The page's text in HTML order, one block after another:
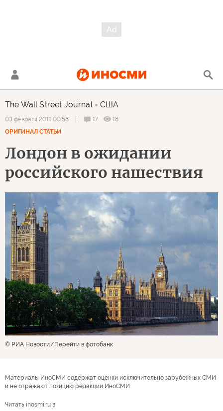
The Wall Street Journal США
03 февраля 2011 00:58 17
18
ОРИГИНАЛ СТАТЬИ
Лондон в ожидании
российского нашествия
© РИА Новости Перейти в фотобанк
Материалы ИноСМИ содержат оценки исключительно зарубежных СМИ
и не отражают позицию редакции ИноСМИ
Читать inosmi.ru в